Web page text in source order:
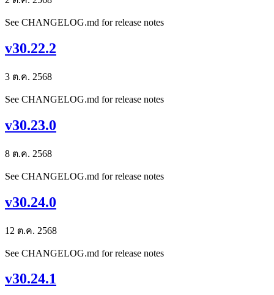
See CHANGELOG.md for release notes
v30.22.2
3 ต.ค. 2568
See CHANGELOG.md for release notes
v30.23.0
8 ต.ค. 2568
See CHANGELOG.md for release notes
v30.24.0
12 ต.ค. 2568
See CHANGELOG.md for release notes
v30.24.1